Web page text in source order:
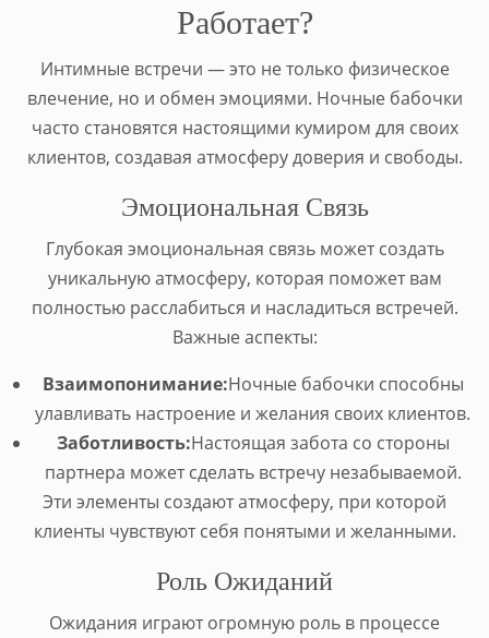
Работает?
Интимные встречи — это не только физическое
влечение, но и обмен эмоциями. Ночные бабочки
часто становятся настоящими кумиром для своих
клиентов, создавая атмосферу доверия и свободы.
Эмоциональная Связь
Глубокая эмоциональная связь может создать
уникальную атмосферу, которая поможет вам
полностью расслабиться и насладиться встречей.
Важные аспекты:
Взаимопонимание:Ночные бабочки способны
улавливать настроение и желания своих клиентов.
Заботливость:Настоящая забота со стороны
партнера может сделать встречу незабываемой.
Эти элементы создают атмосферу, при которой
клиенты чувствуют себя понятыми и желанными.
Роль Ожиданий
Ожидания играют огромную роль в процессе